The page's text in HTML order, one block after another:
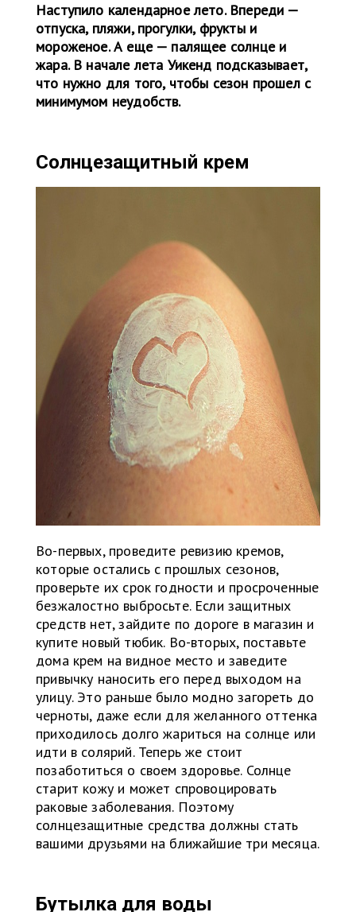
Наступило календарное лето. Впереди —
отпуска, пляжи, прогулки, фрукты и
мороженое. А еще — палящее солнце и
жара. В начале лета Уикенд подсказывает,
что нужно для того, чтобы сезон прошел с
минимумом неудобств.
Солнцезащитный крем
Во-первых, проведите ревизию кремов,
которые остались с прошлых сезонов,
проверьте их срок годности и просроченные
безжалостно выбросьте. Если защитных
средств нет, зайдите по дороге в магазин и
купите новый тюбик. Во-вторых, поставьте
дома крем на видное место и заведите
привычку наносить его перед выходом на
улицу. Это раньше было модно загореть до
черноты, даже если для желанного оттенка
приходилось долго жариться на солнце или
идти в солярий. Теперь же стоит
позаботиться о своем здоровье. Солнце
старит кожу и может спровоцировать
раковые заболевания. Поэтому
солнцезащитные средства должны стать
вашими друзьями на ближайшие три месяца.
Бутылка для воды